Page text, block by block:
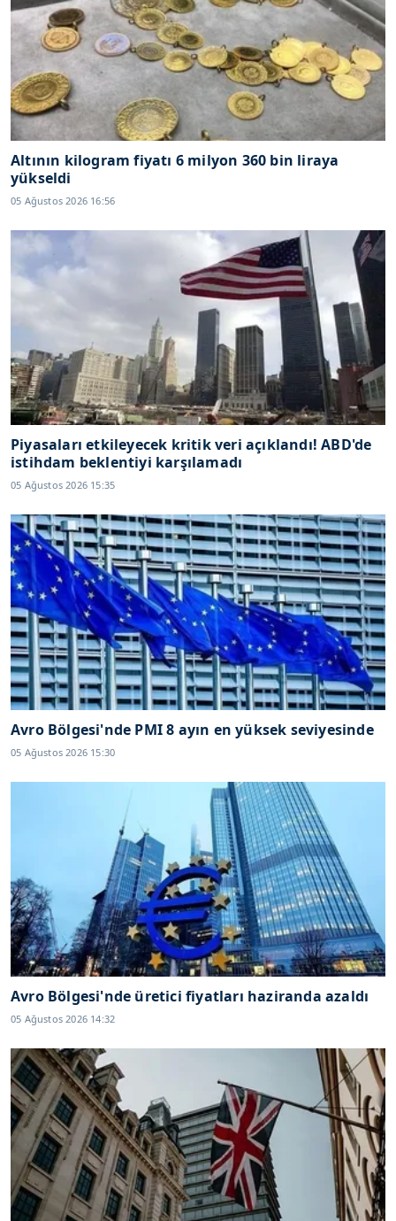
Altının kilogram fiyatı 6 milyon 360 bin liraya
yükseldi
05 Ağustos 2026 16:56
Piyasaları etkileyecek kritik veri açıklandı! ABD'de
istihdam beklentiyi karşılamadı
05 Ağustos 2026 15:35
Avro Bölgesi'nde PMI 8 ayın en yüksek seviyesinde
05 Ağustos 2026 15:30
Avro Bölgesi'nde üretici fiyatları haziranda azaldı
05 Ağustos 2026 14:32